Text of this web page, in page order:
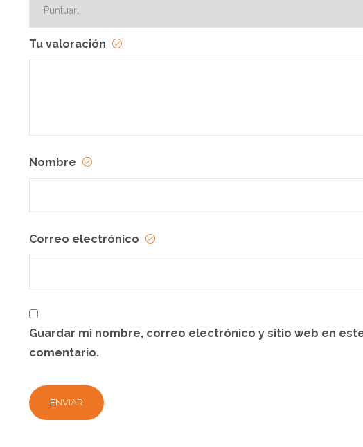
Tu valoración
Nombre
Correo electrónico
Guardar mi nombre, correo electrónico y sitio web en
comentario.